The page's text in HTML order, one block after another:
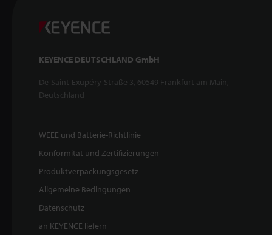
KEYENCE DEUTSCHLAND GmbH
De-Saint-Exupéry-Straße 3, 60549 Frankfurt am Main,
Deutschland
WEEE und Batterie-Richtlinie
Konformität und Zertifizierungen
Produktverpackungsgesetz
Allgemeine Bedingungen
Datenschutz
an KEYENCE liefern